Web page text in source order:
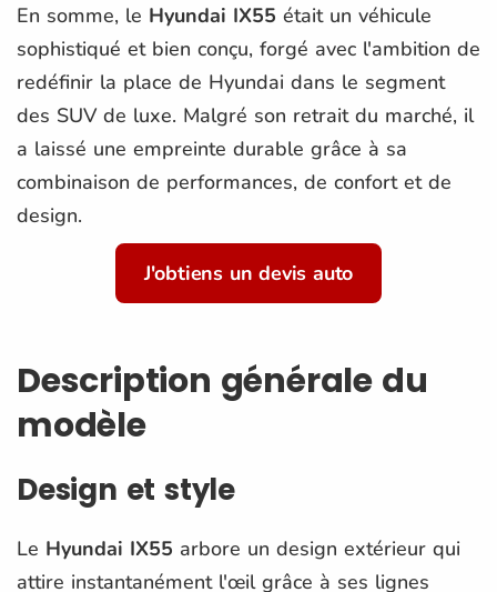
En somme, le Hyundai IX55 était un véhicule
sophistiqué et bien conçu, forgé avec l'ambition de
redéfinir la place de Hyundai dans le segment
des SUV de luxe. Malgré son retrait du marché, il
a laissé une empreinte durable grâce à sa
combinaison de performances, de confort et de
design.
J'obtiens un devis auto
Description générale du
modèle
Design et style
Le Hyundai IX55 arbore un design extérieur qui
attire instantanément l'œil grâce à ses lignes